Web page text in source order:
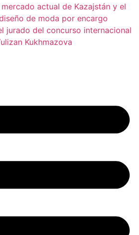
actual de Kazajstán y el
de moda por encargo
jurado del concurso internacional
Kukhmazova